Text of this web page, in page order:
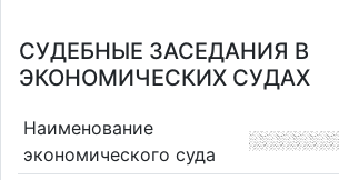
СУДЕБНЫЕ ЗАСЕДАНИЯ В
ЭКОНОМИЧЕСКИХ СУДАХ
Наименование
экономического суда